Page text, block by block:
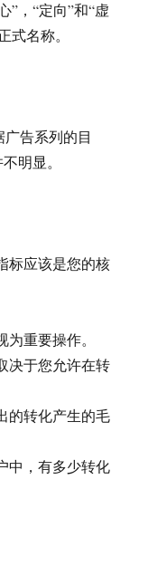
”，“定向”和“虚
式名称。
告系列的目
明显。
标应该是您的核
重要操作。
决于您允许在转
的转化产生的毛
中，有多少转化